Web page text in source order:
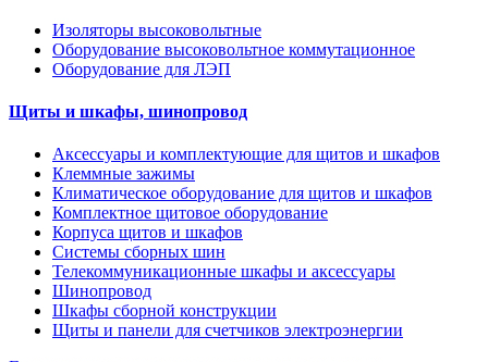
Изоляторы высоковольтные
Оборудование высоковольтное коммутационное
Оборудование для ЛЭП
Щиты и шкафы, шинопровод
Аксессуары и комплектующие для щитов и шкафов
Клеммные зажимы
Климатическое оборудование для щитов и шкафов
Комплектное щитовое оборудование
Корпуса щитов и шкафов
Системы сборных шин
Телекоммуникационные шкафы и аксессуары
Шинопровод
Шкафы сборной конструкции
Щиты и панели для счетчиков электроэнергии